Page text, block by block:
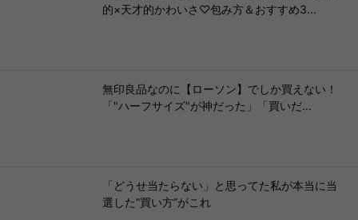
的×天才的かわいさ♡包み方＆おすすめ3...
無印良品なのに【ローソン】でしか買えない！
「"ハーフサイズ"が神だった」「買いだ...
「どうせ当たらない」と思ってた私が本当に当
選した“買い方”がこれ